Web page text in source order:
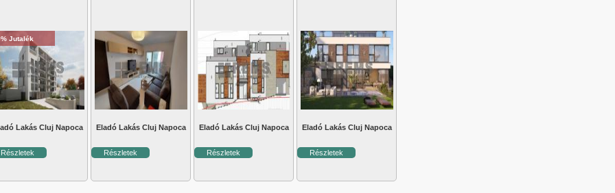
Jutalék
Lakás Cluj Napoca
Részletek
Eladó Lakás Cluj Napoca
Részletek
Eladó Lakás Cluj Napoca
Részletek
Eladó Lakás Cluj Napoca
Részletek